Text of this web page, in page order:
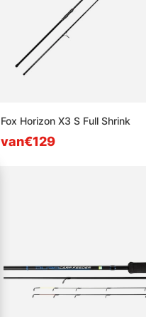
Fox Horizon X3 S Full Shrink
van€129